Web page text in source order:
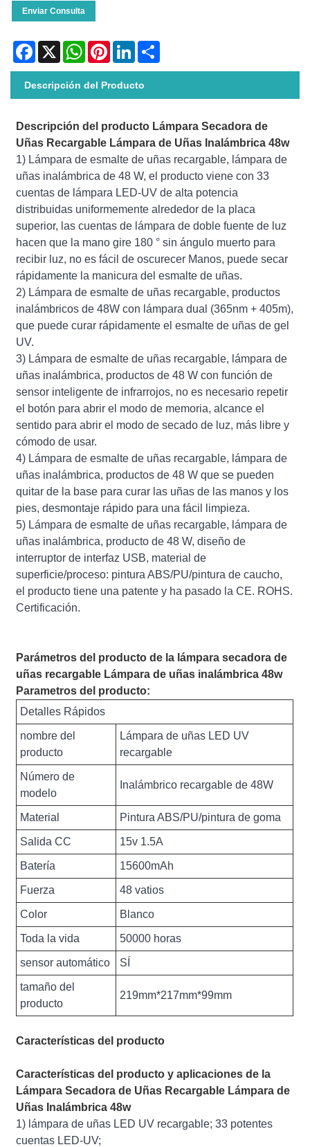
Enviar Consulta
Facebook
X WhatsAppPinterestLinkedIn
Descripción del Producto
Descripción del producto Lámpara Secadora de
Uñas Recargable Lámpara de Uñas Inalámbrica 48w
1) Lámpara de esmalte de uñas recargable, lámpara de
uñas inalámbrica de 48 W, el producto viene con 33
cuentas de lámpara LED-UV de alta potencia
distribuidas uniformemente alrededor de la placa
superior, las cuentas de lámpara de doble fuente de luz
hacen que la mano gire 180 ° sin ángulo muerto para
recibir luz, no es fácil de oscurecer Manos, puede secar
rápidamente la manicura del esmalte de uñas.
2) Lámpara de esmalte de uñas recargable, productos
inalámbricos de 48W con lámpara dual (365nm + 405m),
que puede curar rápidamente el esmalte de uñas de gel
UV.
3) Lámpara de esmalte de uñas recargable, lámpara de
uñas inalámbrica, productos de 48 W con función de
sensor inteligente de infrarrojos, no es necesario repetir
el botón para abrir el modo de memoria, alcance el
sentido para abrir el modo de secado de luz, más libre y
cómodo de usar.
4) Lámpara de esmalte de uñas recargable, lámpara de
uñas inalámbrica, productos de 48 W que se pueden
quitar de la base para curar las uñas de las manos y los
pies, desmontaje rápido para una fácil limpieza.
5) Lámpara de esmalte de uñas recargable, lámpara de
uñas inalámbrica, producto de 48 W, diseño de
interruptor de interfaz USB, material de
superficie/proceso: pintura ABS/PU/pintura de caucho,
el producto tiene una patente y ha pasado la CE. ROHS.
Certificación.
Parámetros del producto de la lámpara secadora de
uñas recargable Lámpara de uñas inalámbrica 48w
Parametros del producto:
Detalles Rápidos
nombre del
producto
Lámpara de uñas LED UV
recargable
Número de
modelo
Inalámbrico recargable de 48W
Material Pintura ABS/PU/pintura de goma
Salida CC 15v 1.5A
Batería 15600mAh
Fuerza 48 vatios
Color Blanco
Toda la vida 50000 horas
sensor automático SÍ
tamaño del
producto
219mm*217mm*99mm
Características del producto
Características del producto y aplicaciones de la
Lámpara Secadora de Uñas Recargable Lámpara de
Uñas Inalámbrica 48w
1) lámpara de uñas LED UV recargable; 33 potentes
cuentas LED-UV;